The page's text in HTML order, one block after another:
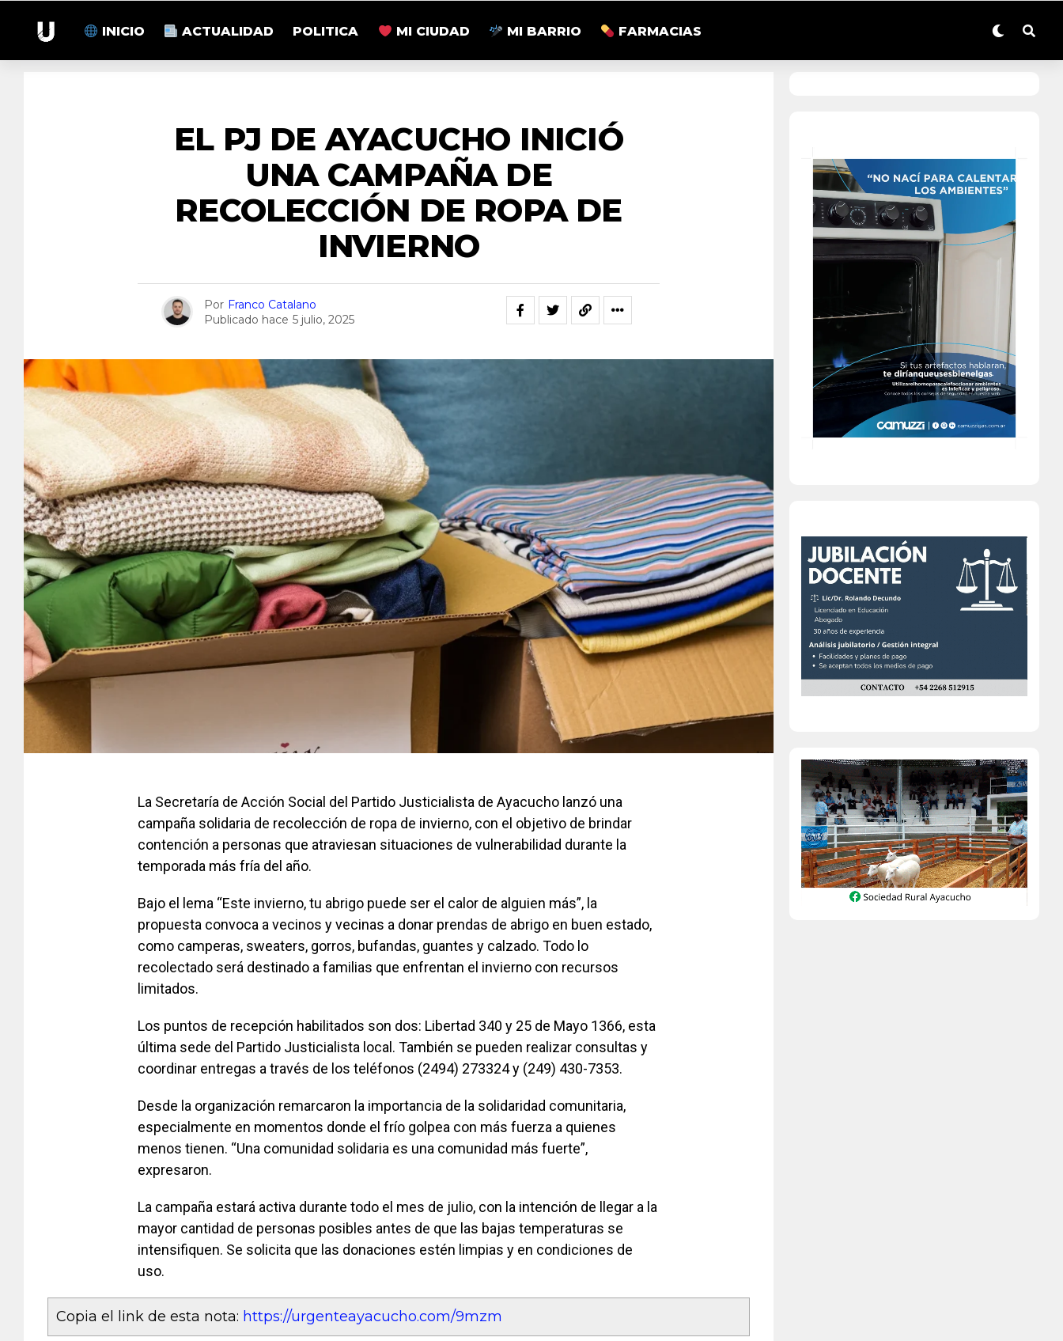
INICIO ACTUALIDAD POLITICA MI CIUDAD MI BARRIO FARMACIAS
EL PJ DE AYACUCHO INICIÓ
UNA CAMPAÑA DE
RECOLECCIÓN DE ROPA DE
INVIERNO
Por Franco Catalano
Publicado hace 5 julio, 2025
La Secretaría de Acción Social del Partido Justicialista de Ayacucho lanzó una
campaña solidaria de recolección de ropa de invierno, con el objetivo de brindar
contención a personas que atraviesan situaciones de vulnerabilidad durante la
temporada más fría del año.
Bajo el lema “Este invierno, tu abrigo puede ser el calor de alguien más”, la
propuesta convoca a vecinos y vecinas a donar prendas de abrigo en buen estado,
como camperas, sweaters, gorros, bufandas, guantes y calzado. Todo lo
recolectado será destinado a familias que enfrentan el invierno con recursos
limitados.
Los puntos de recepción habilitados son dos: Libertad 340 y 25 de Mayo 1366, esta
última sede del Partido Justicialista local. También se pueden realizar consultas y
coordinar entregas a través de los teléfonos (2494) 273324 y (249) 430-7353.
Desde la organización remarcaron la importancia de la solidaridad comunitaria,
especialmente en momentos donde el frío golpea con más fuerza a quienes
menos tienen. “Una comunidad solidaria es una comunidad más fuerte”,
expresaron.
La campaña estará activa durante todo el mes de julio, con la intención de llegar a la
mayor cantidad de personas posibles antes de que las bajas temperaturas se
intensifiquen. Se solicita que las donaciones estén limpias y en condiciones de
uso.
Copia el link de esta nota: https://urgenteayacucho.com/9mzm